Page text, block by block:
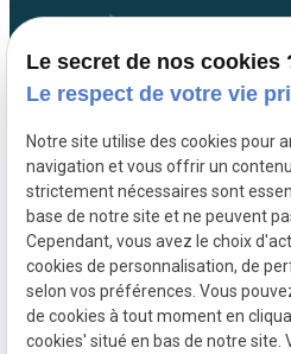
Contact
Plan du site
Mentions légales
Politique de
confidentialité
Gestion des cookies
Le secret de nos cookies
Le respect de votre vie
Notre site utilise des cookies pour
navigation et vous offrir un
strictement nécessaires sont
base de notre site et ne peuvent
Cependant, vous avez le choix
cookies de personnalisation, de
selon vos préférences. Vous
de cookies à tout moment en
cookies' situé en bas de notre site.